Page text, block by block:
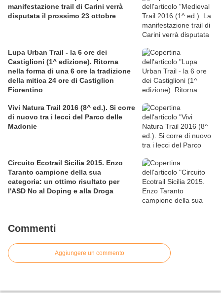
manifestazione trail di Carini verrà
disputata il prossimo 23 ottobre
Lupa Urban Trail - la 6 ore dei
Castiglioni (1^ edizione). Ritorna
nella forma di una 6 ore la tradizione
della mitica 24 ore di Castiglion
Fiorentino
Vivi Natura Trail 2016 (8^ ed.). Si corre
di nuovo tra i lecci del Parco delle
Madonie
Circuito Ecotrail Sicilia 2015. Enzo
Taranto campione della sua
categoria: un ottimo risultato per
l'ASD No al Doping e alla Droga
Commenti
Aggiungere un commento